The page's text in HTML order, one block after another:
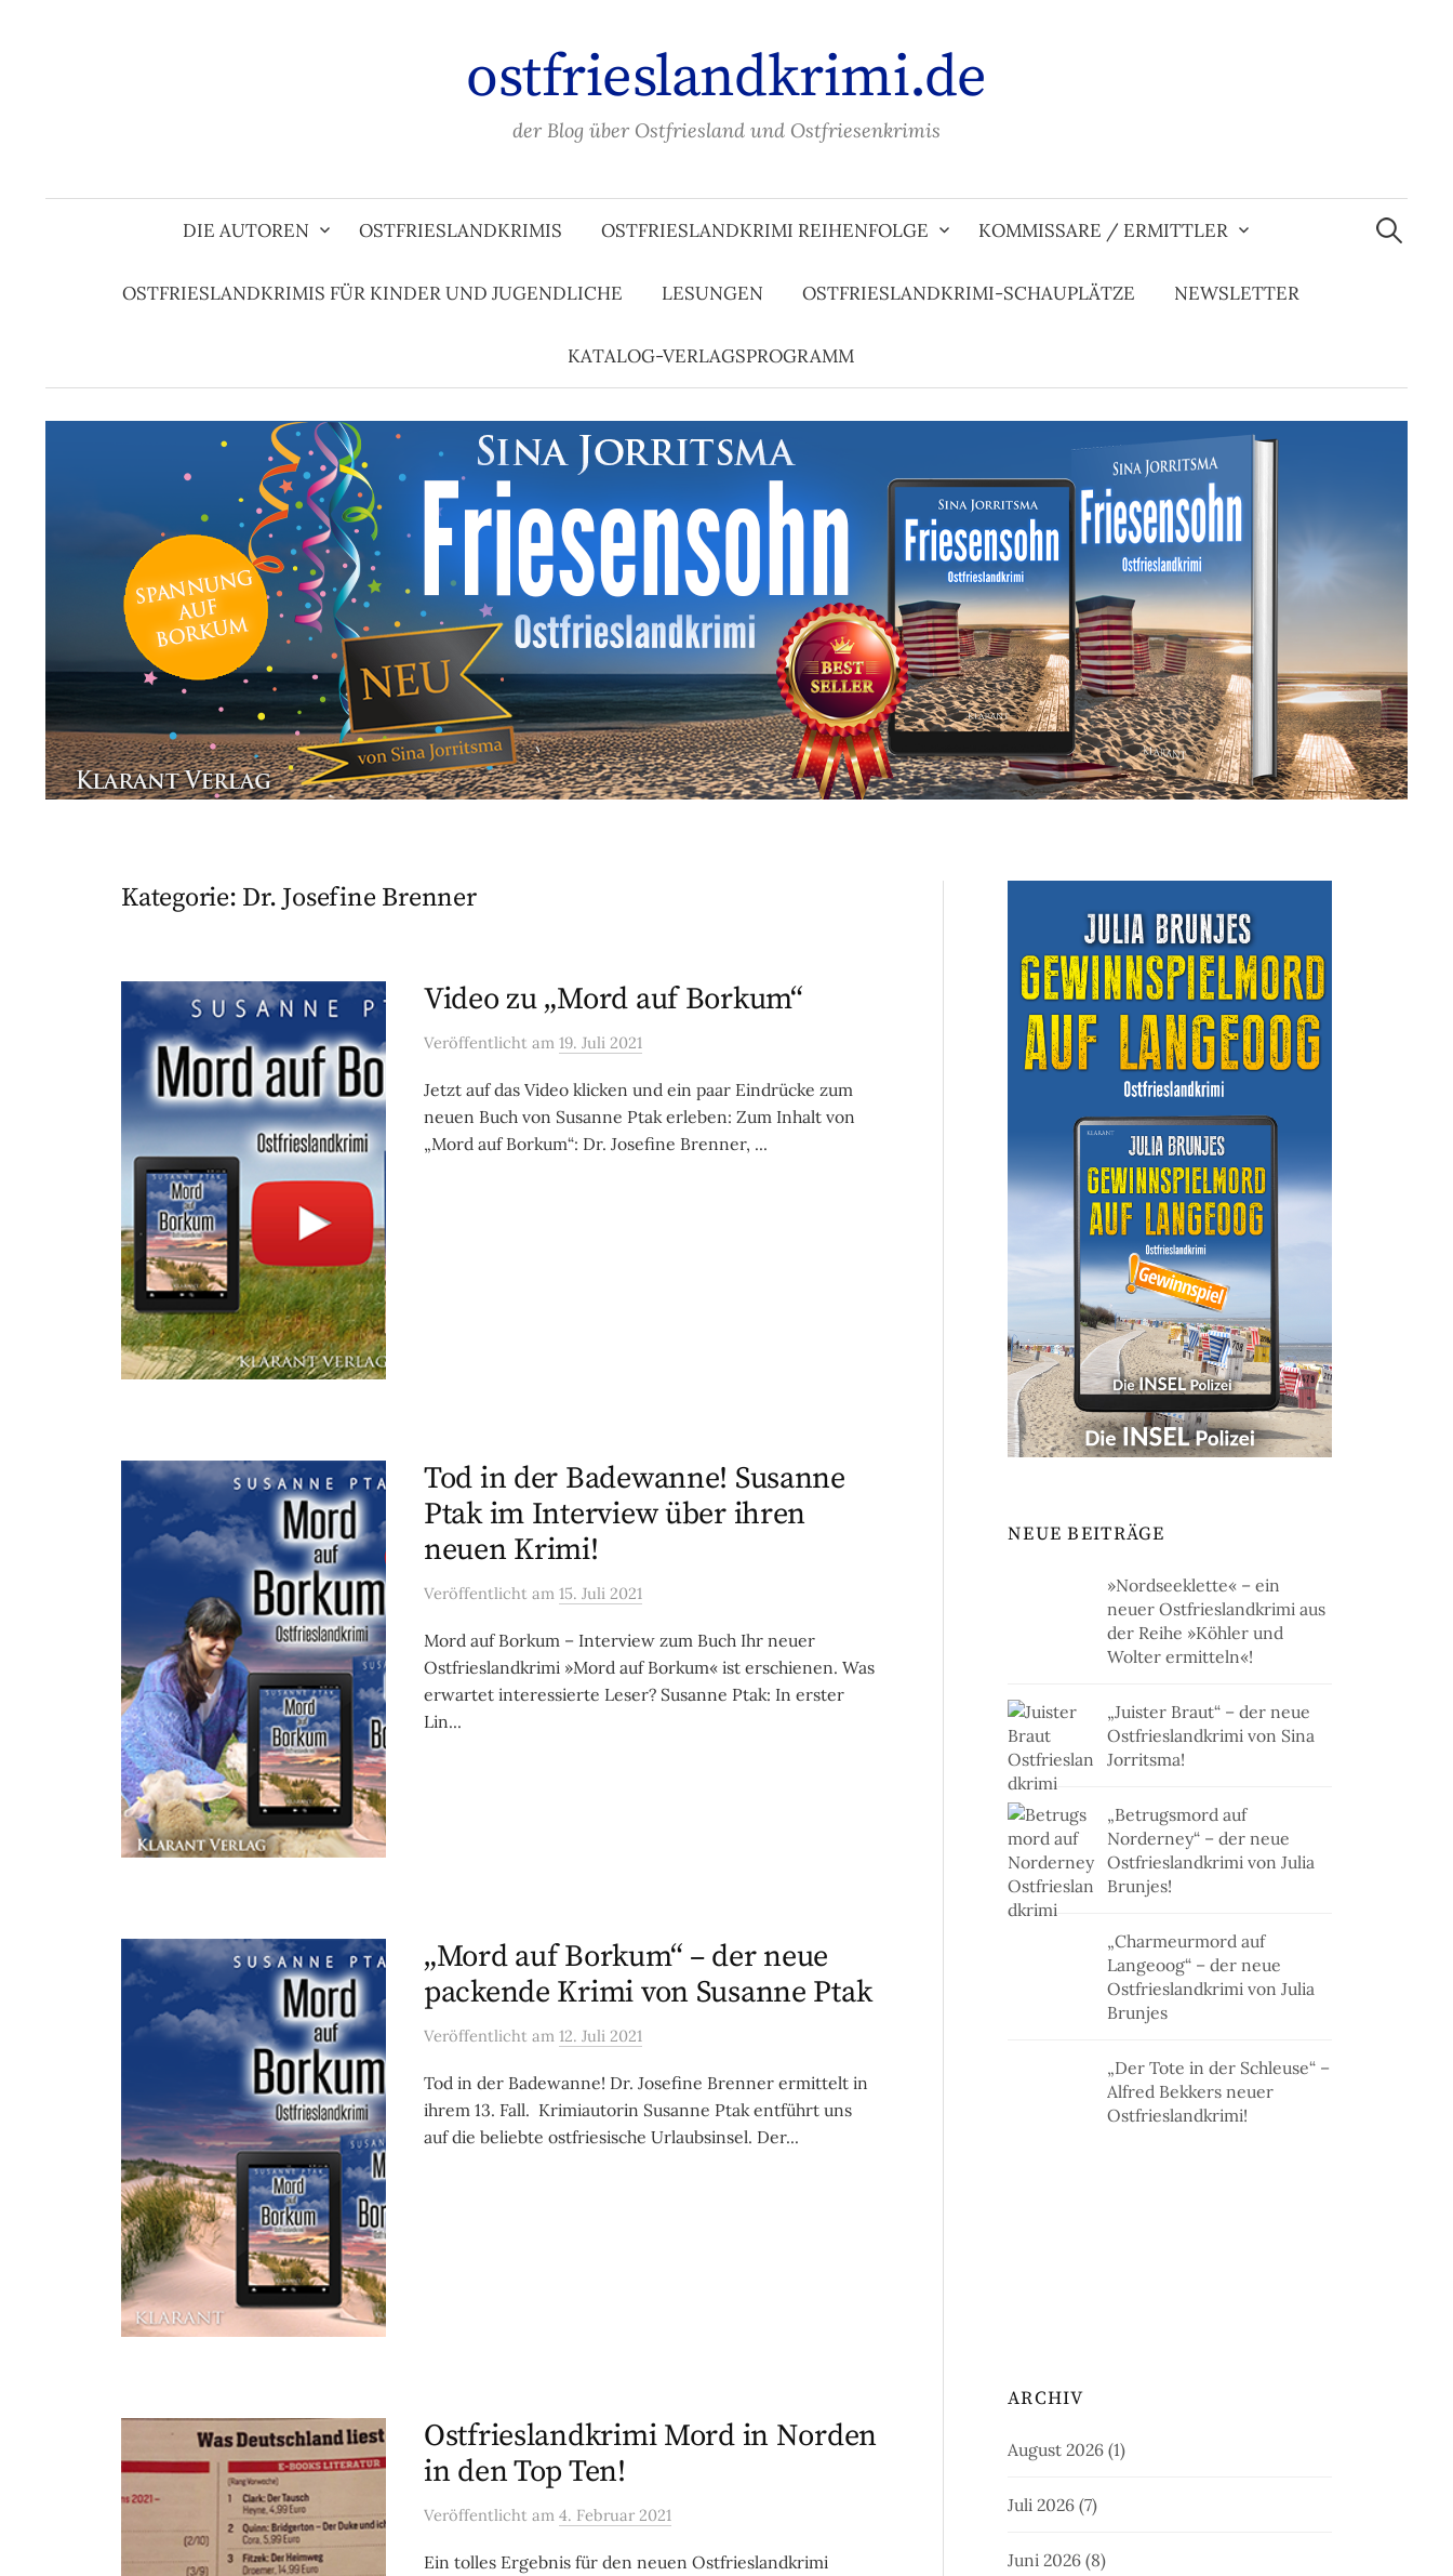
ostfrieslandkrimi.de
der Blog über Ostfriesland und Ostfriesenkrimis
DIE AUTOREN OSTFRIESLANDKRIMIS OSTFRIESLANDKRIMI REIHENFOLGE KOMMISSARE / ERMITTLER
OSTFRIESLANDKRIMIS FÜR KINDER UND JUGENDLICHE LESUNGEN OSTFRIESLANDKRIMI-SCHAUPLÄTZE NEWSLETTER
KATALOG-VERLAGSPROGRAMM
Suchen
nach:
Kategorie: Dr. Josefine Brenner
Video zu „Mord auf Borkum“
Veröffentlicht am 19. Juli 2021
Jetzt auf das Video klicken und ein paar Eindrücke zum
neuen Buch von Susanne Ptak erleben: Zum Inhalt von
„Mord auf Borkum“: Dr. Josefine Brenner, ...
Tod in der Badewanne! Susanne
Ptak im Interview über ihren
neuen Krimi!
Veröffentlicht am 15. Juli 2021
Mord auf Borkum – Interview zum Buch Ihr neuer
Ostfrieslandkrimi »Mord auf Borkum« ist erschienen. Was
erwartet interessierte Leser? Susanne Ptak: In erster
Lin...
„Mord auf Borkum“ – der neue
packende Krimi von Susanne Ptak
Veröffentlicht am 12. Juli 2021
Tod in der Badewanne! Dr. Josefine Brenner ermittelt in
ihrem 13. Fall. Krimiautorin Susanne Ptak entführt uns
auf die beliebte ostfriesische Urlaubsinsel. Der...
Ostfrieslandkrimi Mord in Norden
in den Top Ten!
Veröffentlicht am 4. Februar 2021
Ein tolles Ergebnis für den neuen Ostfrieslandkrimi
NEUE BEITRÄGE
»Nordseeklette« – ein
neuer Ostfrieslandkrimi aus
der Reihe »Köhler und
Wolter ermitteln«!
„Juister Braut“ – der neue
Ostfrieslandkrimi von Sina
Jorritsma!
„Betrugsmord auf
Norderney“ – der neue
Ostfrieslandkrimi von Julia
Brunjes!
„Charmeurmord auf
Langeoog“ – der neue
Ostfrieslandkrimi von Julia
Brunjes
„Der Tote in der Schleuse“ –
Alfred Bekkers neuer
Ostfrieslandkrimi!
ARCHIV
August 2026 (1)
Juli 2026 (7)
Juni 2026 (8)